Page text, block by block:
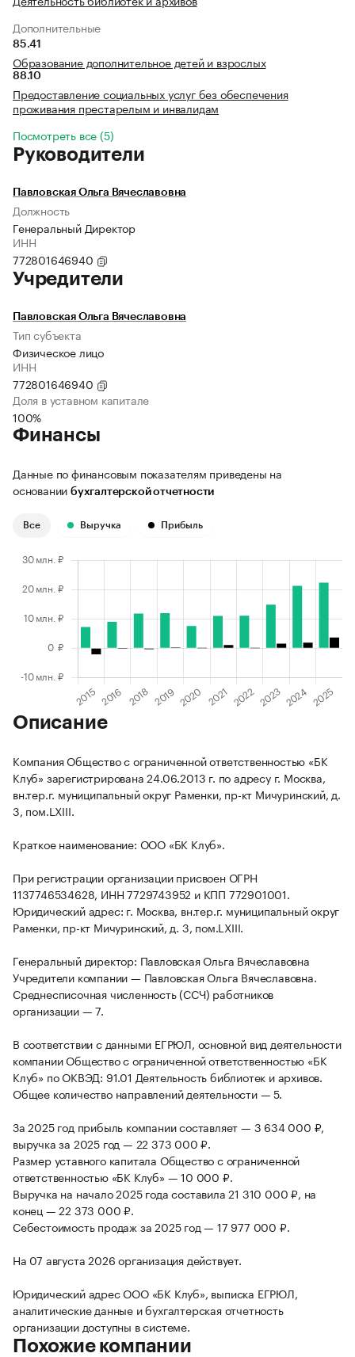
Дополнительные
85.41
Образование дополнительное детей и взрослых
88.10
Предоставление социальных услуг без обеспечения
проживания престарелым и инвалидам
Посмотреть все (5)
Руководители
Павловская Ольга Вячеславовна
Должность
Генеральный Директор
ИНН
772801646940
Учредители
Павловская Ольга Вячеславовна
Тип субъекта
Физическое лицо
ИНН
772801646940
Доля в уставном капитале
100%
Финансы
Данные по финансовым показателям приведены на
основании бухгалтерской отчетности
Все Выручка Прибыль
Описание
Компания Общество с ограниченной ответственностью «БК
Клуб» зарегистрирована 24.06.2013 г. по адресу г. Москва,
вн.тер.г. муниципальный округ Раменки, пр-кт Мичуринский, д.
3, пом.LXIII.
Краткое наименование: ООО «БК Клуб».
При регистрации организации присвоен ОГРН
1137746534628, ИНН 7729743952 и КПП 772901001.
Юридический адрес: г. Москва, вн.тер.г. муниципальный округ
Раменки, пр-кт Мичуринский, д. 3, пом.LXIII.
Генеральный директор: Павловская Ольга Вячеславовна
Учредители компании — Павловская Ольга Вячеславовна.
Среднесписочная численность (ССЧ) работников
организации — 7.
В соответствии с данными ЕГРЮЛ, основной вид деятельности
компании Общество с ограниченной ответственностью «БК
Клуб» по ОКВЭД: 91.01 Деятельность библиотек и архивов.
Общее количество направлений деятельности — 5.
За 2025 год прибыль компании составляет — 3 634 000 ₽,
выручка за 2025 год — 22 373 000 ₽.
Размер уставного капитала Общество с ограниченной
ответственностью «БК Клуб» — 10 000 ₽.
Выручка на начало 2025 года составила 21 310 000 ₽, на
конец — 22 373 000 ₽.
Себестоимость продаж за 2025 год — 17 977 000 ₽.
На 07 августа 2026 организация действует.
Юридический адрес ООО «БК Клуб», выписка ЕГРЮЛ,
аналитические данные и бухгалтерская отчетность
организации доступны в системе.
Похожие компании